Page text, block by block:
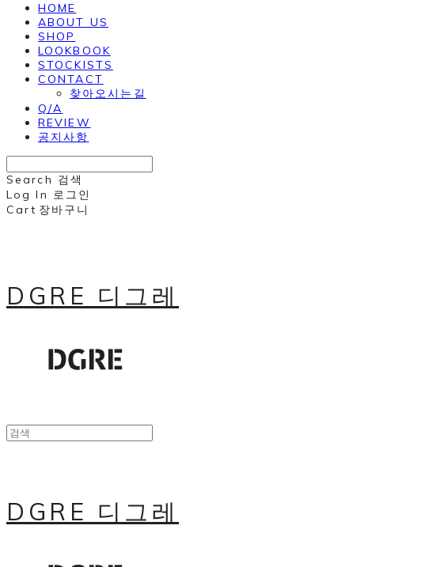
HOME
ABOUT US
SHOP
LOOKBOOK
STOCKISTS
CONTACT
찾아오시는길
Q/A
REVIEW
공지사항
Search 검색
Log In 로그인
Cart 장바구니
DGRE 디그레
DGRE 디그레